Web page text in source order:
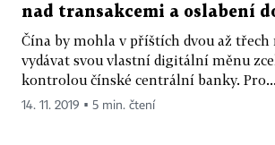
nad transakcemi a oslabení
Čína by mohla v příštích dvou až třech
vydávat svou vlastní digitální měnu
kontrolou čínské centrální banky. Pro...
14. 11. 2019 ▪ 5 min. čtení